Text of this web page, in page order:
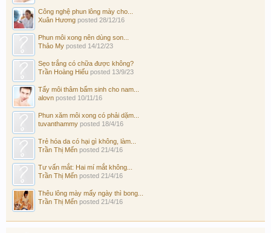
Công nghệ phun lông mày cho...
Xuân Hương posted 28/12/16
Phun môi xong nên dùng son...
Thảo My posted 14/12/23
Sẹo trắng có chữa được không?
Trần Hoàng Hiếu posted 13/9/23
Tẩy môi thâm bẩm sinh cho nam...
alovn posted 10/11/16
Phun xăm môi xong có phải dặm...
tuvanthammy posted 18/4/16
Trẻ hóa da có hại gì không, làm...
Trần Thị Mến posted 21/4/16
Tư vấn mắt: Hai mí mắt không...
Trần Thị Mến posted 21/4/16
Thêu lông mày mấy ngày thì bong...
Trần Thị Mến posted 21/4/16